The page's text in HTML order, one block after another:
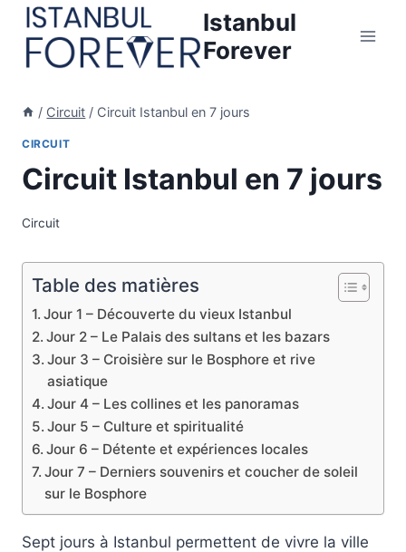
Aller
contenu
Istanbul
Forever
/ Circuit / Circuit Istanbul en 7 jours
CIRCUIT
Circuit Istanbul en 7 jours
Circuit
Table des matières
Jour 1 – Découverte du vieux Istanbul
Jour 2 – Le Palais des sultans et les bazars
Jour 3 – Croisière sur le Bosphore et rive
asiatique
Jour 4 – Les collines et les panoramas
Jour 5 – Culture et spiritualité
Jour 6 – Détente et expériences locales
Jour 7 – Derniers souvenirs et coucher de soleil
sur le Bosphore
Sept jours à Istanbul permettent de vivre la ville